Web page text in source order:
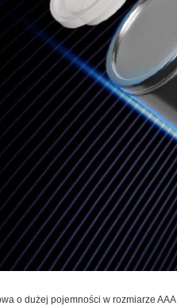
o dużej pojemności w rozmiarze AAA